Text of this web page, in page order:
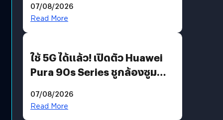
บริโภคและ B2B
07/08/2026
Read More
ใช้ 5G ได้แล้ว! เปิดตัว Huawei
Pura 90s Series ชูกล้องซูม
07/08/2026
Read More